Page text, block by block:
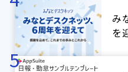
ア
み
を